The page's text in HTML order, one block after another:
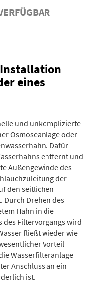
eines
und unkomplizierte
Osmoseanlage oder
Dafür
entfernt und
Außengewinde des
der
den seitlichen
Durch Drehen des
Hahn in die
des Filtervorgangs wird
fließt wieder wie
Vorteil
Wasserfilteranlage
Anschluss an ein
ist.